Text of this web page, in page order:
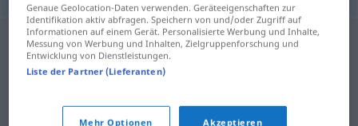
Genaue Geolocation-Daten verwenden. Geräteeigenschaften zur
Identifikation aktiv abfragen. Speichern von und/oder Zugriff auf
Informationen auf einem Gerät. Personalisierte Werbung und Inhalte,
Messung von Werbung und Inhalten, Zielgruppenforschung und
Entwicklung von Dienstleistungen.
Liste der Partner (Lieferanten)
Mehr Optionen Akzeptieren